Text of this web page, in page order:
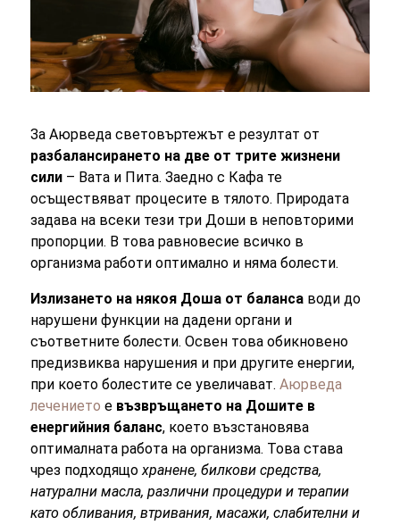
За Аюрведа световъртежът е резултат от
разбалансирането на две от трите жизнени
сили – Вата и Пита. Заедно с Кафа те
осъществяват процесите в тялото. Природата
задава на всеки тези три Доши в неповторими
пропорции. В това равновесие всичко в
организма работи оптимално и няма болести.
Излизането на някоя Доша от баланса води до
нарушени функции на дадени органи и
съответните болести. Освен това обикновено
предизвиква нарушения и при другите енергии,
при което болестите се увеличават.Аюрведа
лечението е възвръщането на Дошите в
енергийния баланс, което възстановява
оптималната работа на организма. Това става
чрез подходящохранене, билкови средства,
натурални масла, различни процедури и терапии
като обливания, втривания, масажи, слабителни и